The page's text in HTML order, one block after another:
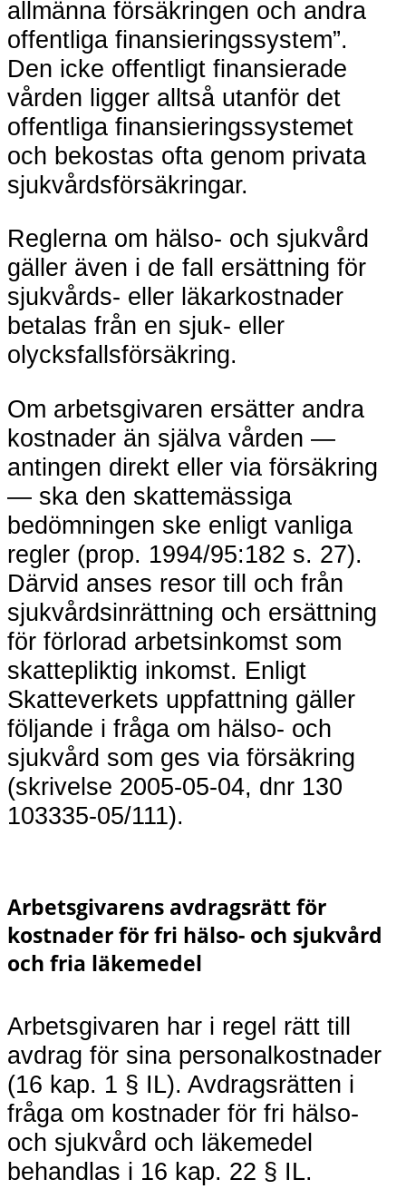
allmänna försäkringen och andra
offentliga finansieringssystem”.
Den icke offentligt finansierade
vården ligger alltså utanför det
offentliga finansieringssystemet
och bekostas ofta genom privata
sjukvårdsförsäkringar.
Reglerna om hälso- och sjukvård
gäller även i de fall ersättning för
sjukvårds- eller läkarkostnader
betalas från en sjuk- eller
olycksfallsförsäkring.
Om arbetsgivaren ersätter andra
kostnader än själva vården —
antingen direkt eller via försäkring
— ska den skattemässiga
bedömningen ske enligt vanliga
regler (prop. 1994/95:182 s. 27).
Därvid anses resor till och från
sjukvårdsinrättning och ersättning
för förlorad arbetsinkomst som
skattepliktig inkomst. Enligt
Skatteverkets uppfattning gäller
följande i fråga om hälso- och
sjukvård som ges via försäkring
(skrivelse 2005-05-04, dnr 130
103335-05/111).
Arbetsgivarens avdragsrätt för
kostnader för fri hälso- och sjukvård
och fria läkemedel
Arbetsgivaren har i regel rätt till
avdrag för sina personalkostnader
(16 kap. 1 § IL). Avdragsrätten i
fråga om kostnader för fri hälso-
och sjukvård och läkemedel
behandlas i 16 kap. 22 § IL.